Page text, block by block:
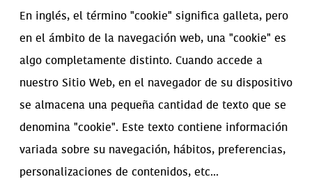
En inglés, el término "cookie" significa galleta, pero
en el ámbito de la navegación web, una "cookie" es
algo completamente distinto. Cuando accede a
nuestro Sitio Web, en el navegador de su dispositivo
se almacena una pequeña cantidad de texto que se
denomina "cookie". Este texto contiene información
variada sobre su navegación, hábitos, preferencias,
personalizaciones de contenidos, etc...